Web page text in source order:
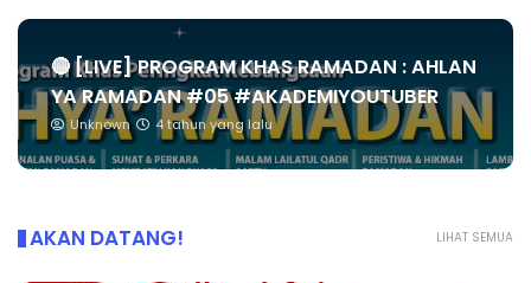
🔴 [LIVE] PROGRAM KHAS RAMADAN : AHLAN
YA RAMADAN #05 #AKADEMIYOUTUBER
Unknown 4 tahun yang lalu
LIHAT SEMUA
AKAN DATANG!